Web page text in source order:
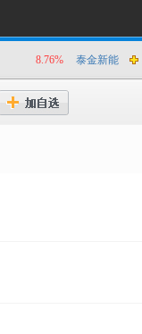
8.76% 泰金新能